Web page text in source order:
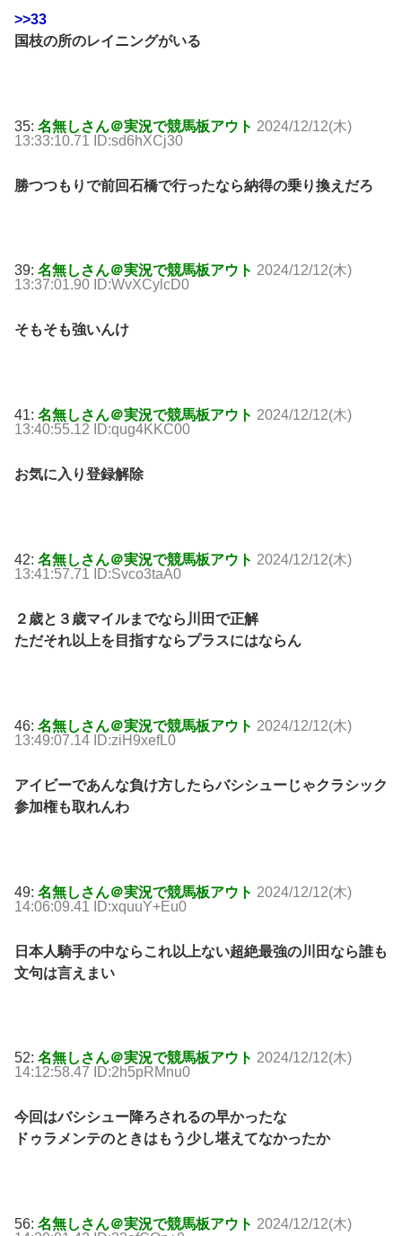
>>33
国枝の所のレイニングがいる
35: 名無しさん＠実況で競馬板アウト 2024/12/12(木)
13:33:10.71 ID:sd6hXCj30
勝つつもりで前回石橋で行ったなら納得の乗り換えだろ
39: 名無しさん＠実況で競馬板アウト 2024/12/12(木)
13:37:01.90 ID:WvXCylcD0
そもそも強いんけ
41: 名無しさん＠実況で競馬板アウト 2024/12/12(木)
13:40:55.12 ID:qug4KKC00
お気に入り登録解除
42: 名無しさん＠実況で競馬板アウト 2024/12/12(木)
13:41:57.71 ID:Svco3taA0
２歳と３歳マイルまでなら川田で正解
ただそれ以上を目指すならプラスにはならん
46: 名無しさん＠実況で競馬板アウト 2024/12/12(木)
13:49:07.14 ID:ziH9xefL0
アイビーであんな負け方したらバシシューじゃクラシック
参加権も取れんわ
49: 名無しさん＠実況で競馬板アウト 2024/12/12(木)
14:06:09.41 ID:xquuY+Eu0
日本人騎手の中ならこれ以上ない超絶最強の川田なら誰も
文句は言えまい
52: 名無しさん＠実況で競馬板アウト 2024/12/12(木)
14:12:58.47 ID:2h5pRMnu0
今回はバシシュー降ろされるの早かったな
ドゥラメンテのときはもう少し堪えてなかったか
56: 名無しさん＠実況で競馬板アウト 2024/12/12(木)